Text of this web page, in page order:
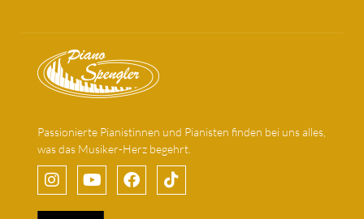
Passionierte Pianistinnen und Pianisten finden bei uns alles,
was das Musiker-Herz begehrt.